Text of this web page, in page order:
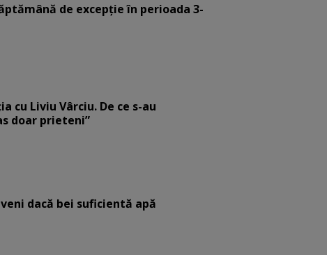
de excepție în perioada 3-
cu Liviu Vârciu. De ce s-au
doar prieteni”
dacă bei suficientă apă